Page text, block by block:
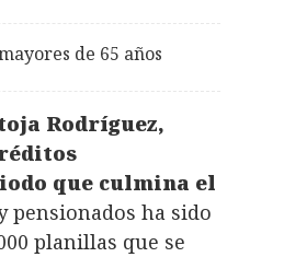
de 65 años
Rodríguez,
que culmina el
pensionados ha sido
planillas que se